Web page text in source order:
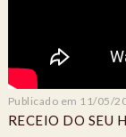
Publicado em 11/05/
RECEIO DO SEU